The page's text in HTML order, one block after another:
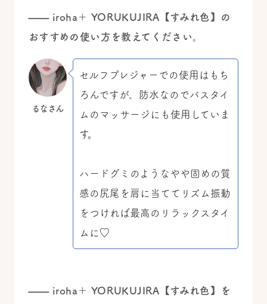
—— iroha＋ YORUKUJIRA【すみれ色】の
おすすめの使い方を教えてください。
るなさん
セルフプレジャーでの使用はもち
ろんですが、防水なのでバスタイ
ムのマッサージにも使用していま
す。
ハードグミのようなやや固めの質
感の尻尾を肩に当ててリズム振動
をつければ最高のリラックスタイ
ムに♡
—— iroha＋ YORUKUJIRA【すみれ色】を